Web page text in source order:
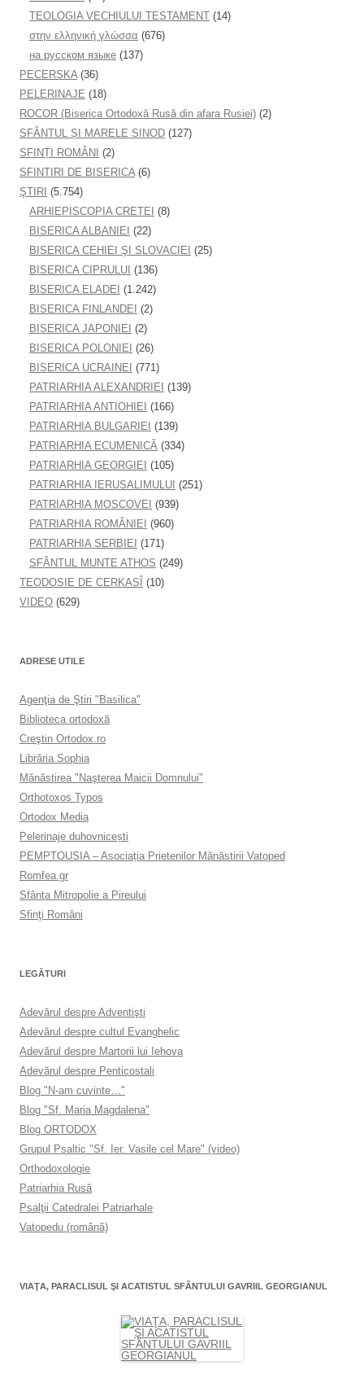
TEOLOGIA VECHIULUI TESTAMENT (14)
στην ελληνική γλώσσα (676)
на русском языке (137)
PECERSKA(36)
PELERINAJE (18)
ROCOR (Biserica Ortodoxă Rusă din afara Rusiei) (2)
SFÂNTUL ȘI MARELE SINOD (127)
SFINȚI ROMÂNI (2)
SFINTIRI DE BISERICA(6)
ŞTIRI (5.754)
ARHIEPISCOPIA CRETEI (8)
BISERICA ALBANIEI (22)
BISERICA CEHIEI ŞI SLOVACIEI (25)
BISERICA CIPRULUI (136)
BISERICA ELADEI (1.242)
BISERICA FINLANDEI (2)
BISERICA JAPONIEI (2)
BISERICA POLONIEI (26)
BISERICA UCRAINEI (771)
PATRIARHIA ALEXANDRIEI (139)
PATRIARHIA ANTIOHIEI (166)
PATRIARHIA BULGARIEI (139)
PATRIARHIA ECUMENICĂ (334)
PATRIARHIA GEORGIEI (105)
PATRIARHIA IERUSALIMULUI (251)
PATRIARHIA MOSCOVEI (939)
PATRIARHIA ROMÂNIEI (960)
PATRIARHIA SERBIEI (171)
SFÂNTUL MUNTE ATHOS (249)
TEODOSIE DE CERKASÎ (10)
VIDEO (629)
ADRESE UTILE
Agenţia de Ştiri "Basilica"
Biblioteca ortodoxă
Creştin Ortodox.ro
Librăria Sophia
Mănăstirea "Naşterea Maicii Domnului"
Orthotoxos Typos
Ortodox Media
Pelerinaje duhovnicești
PEMPTOUSIA – Asociația Prietenilor Mănăstirii Vatoped
Romfea.gr
Sfânta Mitropolie a Pireului
Sfinţi Români
LEGĂTURI
Adevărul despre Adventişti
Adevărul despre cultul Evanghelic
Adevărul despre Martorii lui Iehova
Adevărul despre Penticostali
Blog "N-am cuvinte…"
Blog "Sf. Maria Magdalena"
Blog ORTODOX
Grupul Psaltic "Sf. Ier. Vasile cel Mare" (video)
Orthodoxologie
Patriarhia Rusă
Psalţii Catedralei Patriarhale
Vatopedu (română)
VIAŢA, PARACLISUL ŞI ACATISTUL SFÂNTULUI GAVRIIL GEORGIANUL